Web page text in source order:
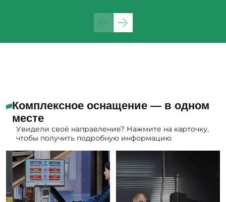
Комплексное оснащение — в одном
месте
Увидели своё направление? Нажмите на карточку,
чтобы получить подробную информацию